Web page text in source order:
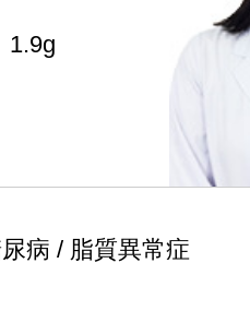
1.9g
病 / 脂質異常症